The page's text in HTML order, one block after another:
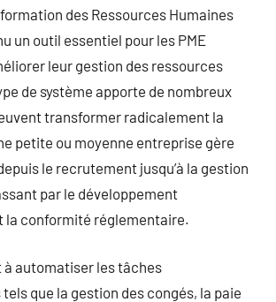
des Ressources Humaines
un outil essentiel pour les PME
leur gestion des ressources
de système apporte de nombreux
transformer radicalement la
petite ou moyenne entreprise gère
le recrutement jusqu’à la gestion
par le développement
la conformité réglementaire.
à automatiser les tâches
que la gestion des congés, la paie